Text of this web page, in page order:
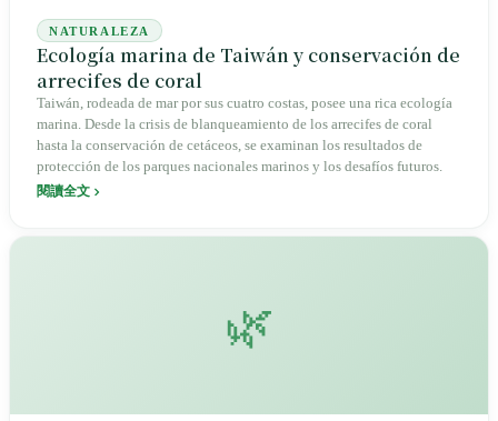
NATURALEZA
Ecología marina de Taiwán y conservación de
arrecifes de coral
Taiwán, rodeada de mar por sus cuatro costas, posee una rica ecología
marina. Desde la crisis de blanqueamiento de los arrecifes de coral
hasta la conservación de cetáceos, se examinan los resultados de
protección de los parques nacionales marinos y los desafíos futuros.
閱讀全文
🌿